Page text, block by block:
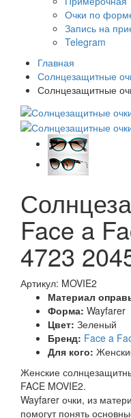
Очки по
Запись на
Telegram
Главная
Солнцезащитные
Солнцезащитные
Face a
4723
Артикул: MOVIE2
Материал
Форма: Wayfarer
Цвет: Зеленый
Бренд: Face a
Для кого:
Женские
FACE MOVIE2.
Wayfarer очки, из
помогут понять